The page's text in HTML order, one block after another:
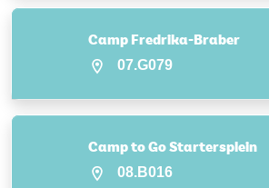
Camp Fredrika-Braber
07.G079
Camp to Go Startersplein
08.B016